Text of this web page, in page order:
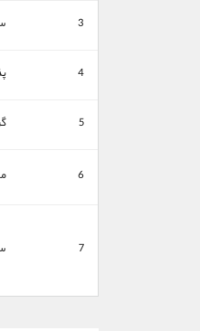
3
4
5
6
7